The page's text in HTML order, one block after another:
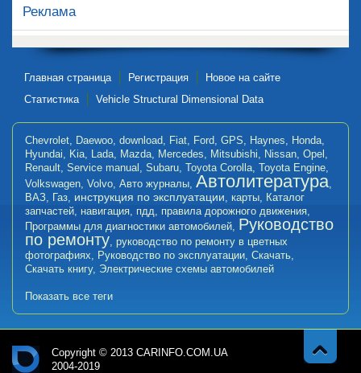
Реклама
Главная страница Регистрация
Новое на сайте
Статистика
Vehicle Structural Dimensional Data
Chevrolet, Daewoo, download, Fiat, Ford, GPS, Haynes, Honda,
Hyundai, Kia, Lada, Mazda, Mercedes, Mitsubishi, Nissan, Opel ,
Renault, Service manual , Subaru, Toyota Corolla, Toyota Engine,
Volkswagen, Volvo, Авто журналы, Автолитература,
ВАЗ, Газ, инструкция по эксплуатации, карты, Каталог
запчастей, навигация, пдд, правила дорожного движения,
Программы для диагностики автомобилей, Руководство
по ремонту, руководство по ремонту в цветных
фотографиях, Руководство по эксплуатации, Скачать,
Скачать книгу, Электрические схемы автомобилей
Показать все теги
Copyright © 2013 CARINFO.COM.UA
2004-2019